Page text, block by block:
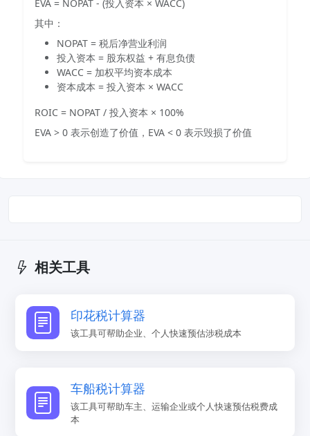
EVA = NOPAT - (投入资本 × WACC)
其中：
NOPAT = 税后净营业利润
投入资本 = 股东权益 + 有息负债
WACC = 加权平均资本成本
资本成本 = 投入资本 × WACC
ROIC = NOPAT / 投入资本 × 100%
EVA > 0 表示创造了价值，EVA < 0 表示毁损了价值
相关工具
印花税计算器
该工具可帮助企业、个人快速预估涉税成本
车船税计算器
该工具可帮助车主、运输企业或个人快速预估税费成
本